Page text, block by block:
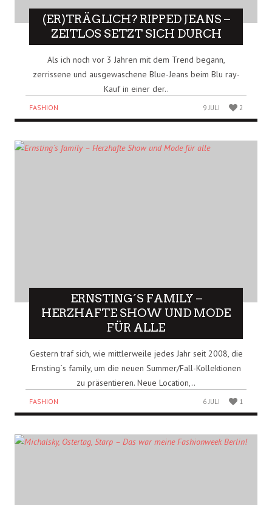
(ER)TRÄGLICH? RIPPED JEANS –
ZEITLOS SETZT SICH DURCH
Als ich noch vor 3 Jahren mit dem Trend begann,
zerrissene und ausgewaschene Blue-Jeans beim Blu ray-
Kauf in einer der..
FASHION 9 JULI 2
ERNSTING´S FAMILY –
HERZHAFTE SHOW UND MODE
FÜR ALLE
Gestern traf sich, wie mittlerweile jedes Jahr seit 2008, die
Ernsting´s family, um die neuen Summer/Fall-Kollektionen
zu präsentieren. Neue Location,..
FASHION 6 JULI 1